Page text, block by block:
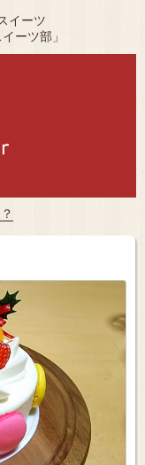
イーツ
ーツ部」